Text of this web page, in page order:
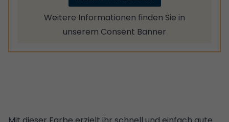
Weitere Informationen finden Sie in
unserem Consent Banner